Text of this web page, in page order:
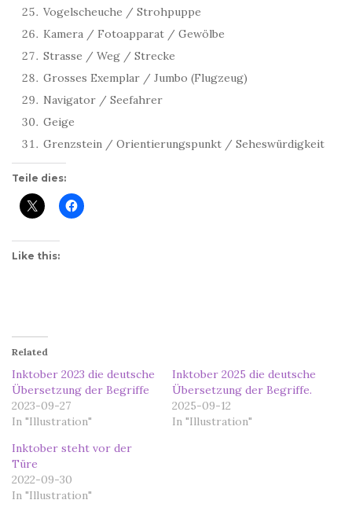
Vogelscheuche / Strohpuppe
Kamera / Fotoapparat / Gewölbe
Strasse / Weg / Strecke
Grosses Exemplar / Jumbo (Flugzeug)
Navigator / Seefahrer
Geige
Grenzstein / Orientierungspunkt / Seheswürdigkeit
Teile dies:
Like this:
Related
Inktober 2023 die deutsche
Übersetzung der Begriffe
2023-09-27
In "Illustration"
Inktober 2025 die deutsche
Übersetzung der Begriffe.
2025-09-12
In "Illustration"
Inktober steht vor der
Türe
2022-09-30
In "Illustration"